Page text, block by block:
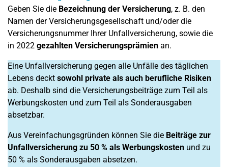
Geben Sie die Bezeichnung der Versicherung, z. B. den
Namen der Versicherungsgesellschaft und/oder die
Versicherungsnummer Ihrer Unfallversicherung, sowie die
in 2022 gezahlten Versicherungsprämien an.
Eine Unfallversicherung gegen alle Unfälle des täglichen
Lebens deckt sowohl private als auch berufliche Risiken
ab. Deshalb sind die Versicherungsbeiträge zum Teil als
Werbungskosten und zum Teil als Sonderausgaben
absetzbar.
Aus Vereinfachungsgründen können Sie die Beiträge zur
Unfallversicherung zu 50 % als Werbungskosten und zu
50 % als Sonderausgaben absetzen.